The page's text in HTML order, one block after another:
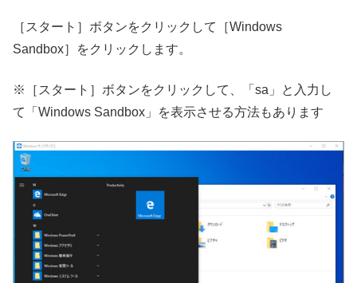
［スタート］ボタンをクリックして［Windows
Sandbox］をクリックします。
※［スタート］ボタンをクリックして、「sa」と入力し
て「Windows Sandbox」を表示させる方法もあります